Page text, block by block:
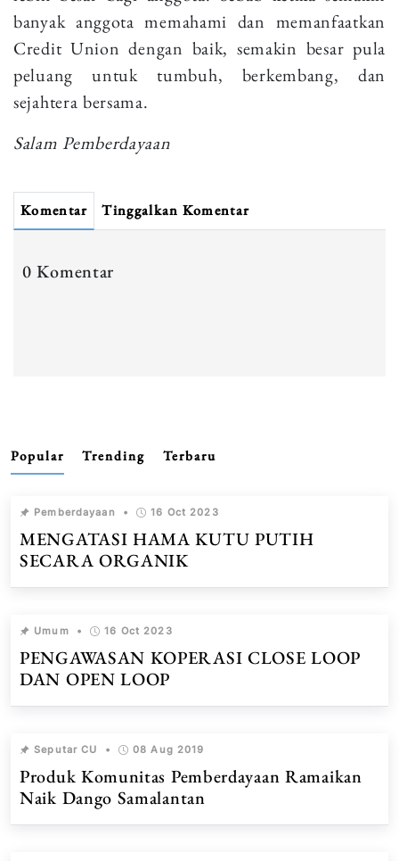
banyak anggota memahami dan memanfaatkan
Credit Union dengan baik, semakin besar pula
peluang untuk tumbuh, berkembang, dan
sejahtera bersama.
Salam Pemberdayaan
Komentar Tinggalkan Komentar
0 Komentar
Popular Trending Terbaru
Pemberdayaan • 16 Oct 2023
MENGATASI HAMA KUTU PUTIH
SECARA ORGANIK
Umum • 16 Oct 2023
PENGAWASAN KOPERASI CLOSE LOOP
DAN OPEN LOOP
Seputar CU • 08 Aug 2019
Produk Komunitas Pemberdayaan Ramaikan
Naik Dango Samalantan